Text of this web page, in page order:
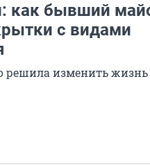
как бывший
с видами
решила изменить